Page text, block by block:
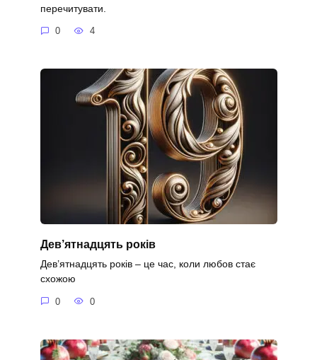
перечитувати.
0 4
Дев’ятнадцять років
Дев’ятнадцять років – це час, коли любов стає
схожою
0 0